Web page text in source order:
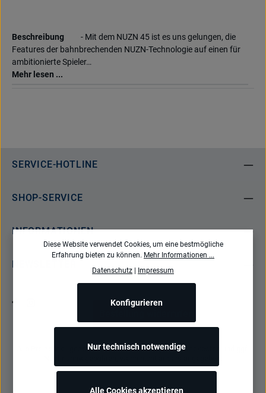
Beschreibung
- Mit dem NUZN 45 ist es uns gelungen, die
Features der bahnbrechenden NUZN-Technologie auf einen für
ambitionierte Spieler…
Mehr lesen ...
SERVICE-HOTLINE
SHOP-SERVICE
INFORMATIONEN
Alle Preise inkl. gesetzl. Mehrwertsteuer zzgl.Versandkosten
Diese Website verwendet Cookies, um eine bestmögliche
Erfahrung bieten zu können. Mehr Informationen ...
Datenschutz
Impressum
Nur technisch notwendige
Konfigurieren
Alle Cookies akzeptieren